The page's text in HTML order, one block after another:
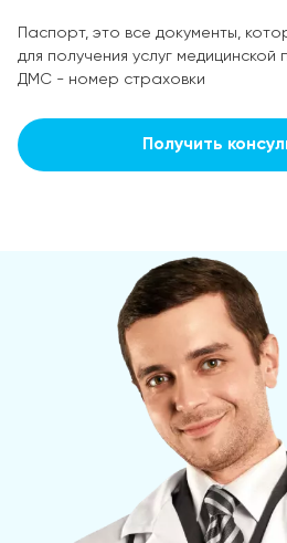
Паспорт, это все документы,
для получения услуг
ДМС - номер страховки
Получить